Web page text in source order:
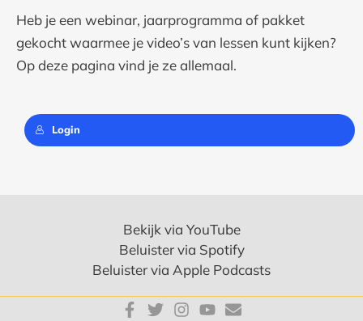
Heb je een webinar, jaarprogramma of pakket
gekocht waarmee je video’s van lessen kunt kijken?
Op deze pagina vind je ze allemaal.
Login
Bekijk via YouTube
Beluister via Spotify
Beluister via Apple Podcasts